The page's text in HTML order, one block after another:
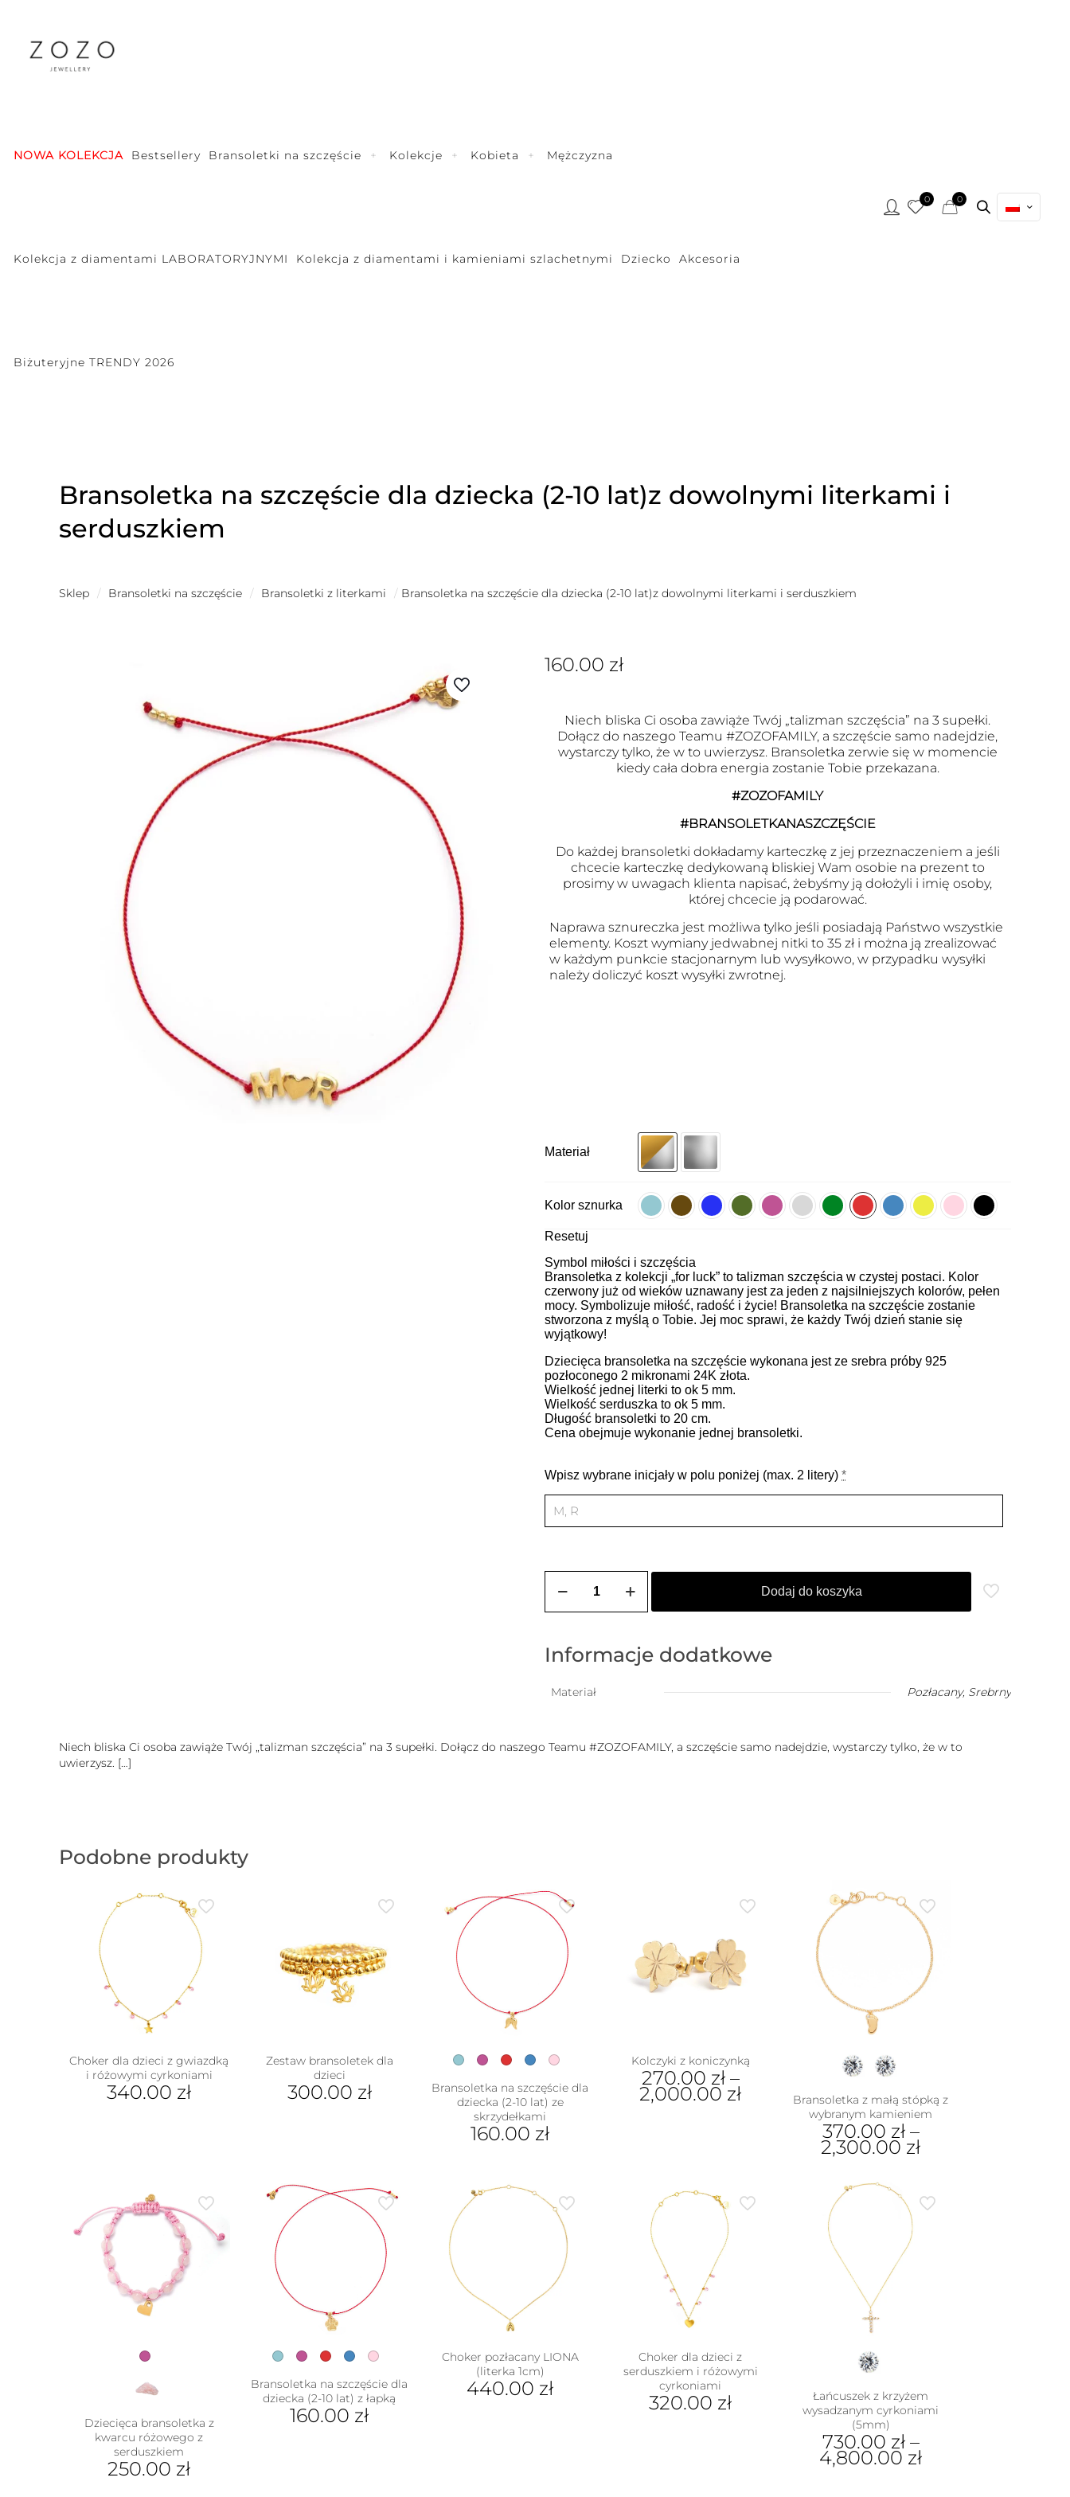
NOWA KOLEKCJA Bestsellery Bransoletki na szczęście Kolekcje Kobieta Mężczyzna
Kolekcja z diamentami LABORATORYJNYMI Kolekcja z diamentami i kamieniami szlachetnymi Dziecko Akcesoria
Biżuteryjne TRENDY 2026
0 0
Bransoletka na szczęście dla dziecka (2-10 lat)z dowolnymi literkami i
serduszkiem
Sklep / Bransoletki na szczęście / Bransoletki z literkami / Bransoletka na szczęście dla dziecka (2-10 lat)z dowolnymi literkami i serduszkiem
160.00 zł
Niech bliska Ci osoba zawiąże Twój „talizman szczęścia” na 3 supełki.
Dołącz do naszego Teamu #ZOZOFAMILY, a szczęście samo nadejdzie,
wystarczy tylko, że w to uwierzysz. Bransoletka zerwie się w momencie
kiedy cała dobra energia zostanie Tobie przekazana.
#ZOZOFAMILY
#BRANSOLETKANASZCZĘŚCIE
Do każdej bransoletki dokładamy karteczkę z jej przeznaczeniem a jeśli
chcecie karteczkę dedykowaną bliskiej Wam osobie na prezent to
prosimy w uwagach klienta napisać, żebyśmy ją dołożyli i imię osoby,
której chcecie ją podarować.
Naprawa sznureczka jest możliwa tylko jeśli posiadają Państwo wszystkie
elementy. Koszt wymiany jedwabnej nitki to 35 zł i można ją zrealizować
w każdym punkcie stacjonarnym lub wysyłkowo, w przypadku wysyłki
należy doliczyć koszt wysyłki zwrotnej.
Materiał
Kolor sznurka
Resetuj
Symbol miłości i szczęścia
Bransoletka z kolekcji „for luck” to talizman szczęścia w czystej postaci. Kolor
czerwony już od wieków uznawany jest za jeden z najsilniejszych kolorów, pełen
mocy. Symbolizuje miłość, radość i życie! Bransoletka na szczęście zostanie
stworzona z myślą o Tobie. Jej moc sprawi, że każdy Twój dzień stanie się
wyjątkowy!
Dziecięca bransoletka na szczęście wykonana jest ze srebra próby 925
pozłoconego 2 mikronami 24K złota.
Wielkość jednej literki to ok 5 mm.
Wielkość serduszka to ok 5 mm.
Długość bransoletki to 20 cm.
Cena obejmuje wykonanie jednej bransoletki.
Wpisz wybrane inicjały w polu poniżej (max. 2 litery) *
Bransoletka
dziecka
(2-
lat)z
serduszkiem
Dodaj do koszyka
Informacje dodatkowe
Materiał Pozłacany, Srebrny
Niech bliska Ci osoba zawiąże Twój „talizman szczęścia” na 3 supełki. Dołącz do naszego Teamu #ZOZOFAMILY, a szczęście samo nadejdzie, wystarczy tylko, że w to
uwierzysz. […]
Podobne produkty
Choker dla dzieci z gwiazdką
i różowymi cyrkoniami
340.00 zł
Zestaw bransoletek dla
dzieci
300.00 zł
Bransoletka na szczęście dla
dziecka (2-10 lat) ze
skrzydełkami
160.00 zł
ma
wariantów.
stronie
produktu
Kolczyki z koniczynką
270.00 zł–
2,000.00 zł
Opcje
można
wybrać
stronie
produktu
Bransoletka z małą stópką z
wybranym kamieniem
370.00 zł–
2,300.00 zł
produkt
wariantów.
można
wybrać
na
stronie
produktu
Dziecięca bransoletka z
kwarcu różowego z
serduszkiem
250.00 zł
Bransoletka na szczęście dla
dziecka (2-10 lat) z łapką
160.00 zł
Choker pozłacany LIONA
(literka 1cm)
440.00 zł
Choker dla dzieci z
serduszkiem i różowymi
cyrkoniami
320.00 zł
Łańcuszek z krzyżem
wysadzanym cyrkoniami
(5mm)
730.00 zł–
4,800.00 zł